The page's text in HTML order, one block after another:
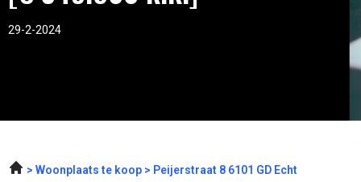
29-2-2024
Woonplaats te koop Peijerstraat 8 6101 GD Echt